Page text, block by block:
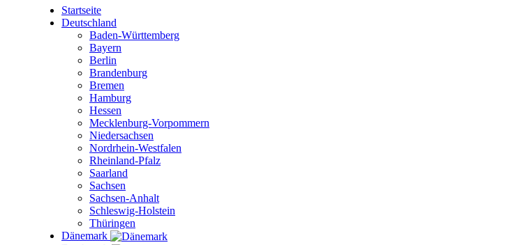
Startseite
Deutschland
Baden-Württemberg
Bayern
Berlin
Brandenburg
Bremen
Hamburg
Hessen
Mecklenburg-Vorpommern
Niedersachsen
Nordrhein-Westfalen
Rheinland-Pfalz
Saarland
Sachsen
Sachsen-Anhalt
Schleswig-Holstein
Thüringen
Dänemark